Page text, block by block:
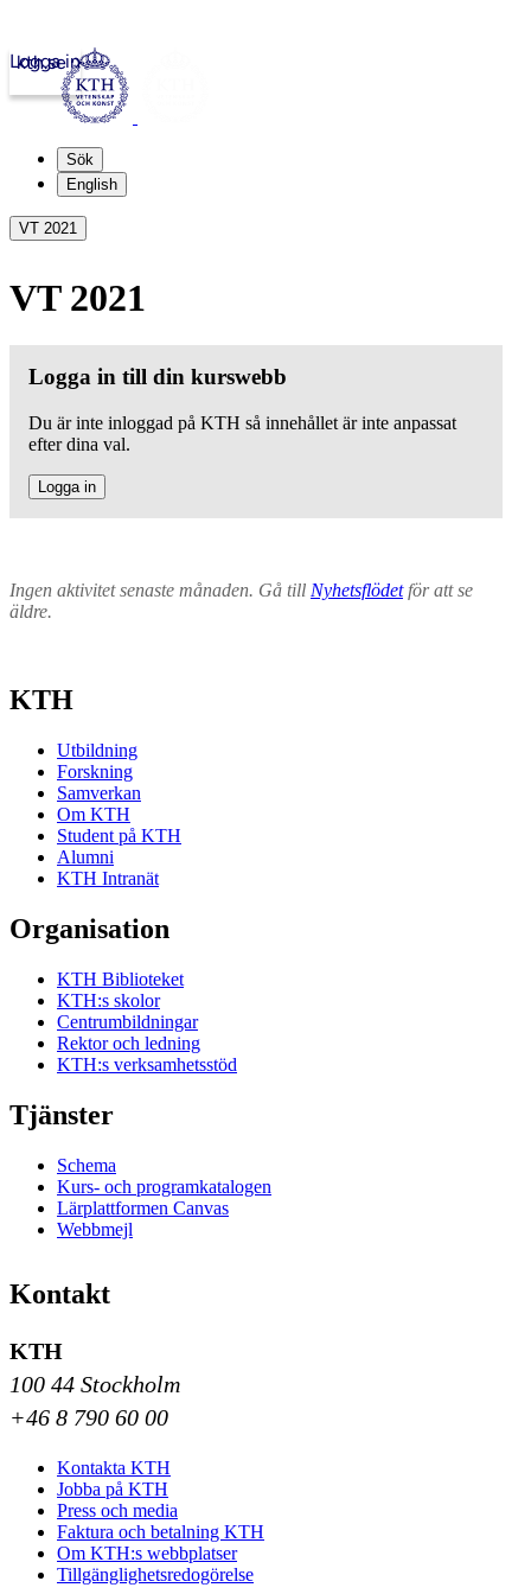
kth.se
Logga in
Sök
English
VT 2021
VT 2021
Logga in till din kurswebb
Du är inte inloggad på KTH så innehållet är inte anpassat
efter dina val.
Logga in
Ingen aktivitet senaste månaden. Gå till Nyhetsflödetför att se
äldre.
KTH
Utbildning
Forskning
Samverkan
Om KTH
Student på KTH
Alumni
KTH Intranät
Organisation
KTH Biblioteket
KTH:s skolor
Centrumbildningar
Rektor och ledning
KTH:s verksamhetsstöd
Tjänster
Schema
Kurs- och programkatalogen
Lärplattformen Canvas
Webbmejl
Kontakt
KTH
100 44 Stockholm
+46 8 790 60 00
Kontakta KTH
Jobba på KTH
Press och media
Faktura och betalning KTH
Om KTH:s webbplatser
Tillgänglighetsredogörelse